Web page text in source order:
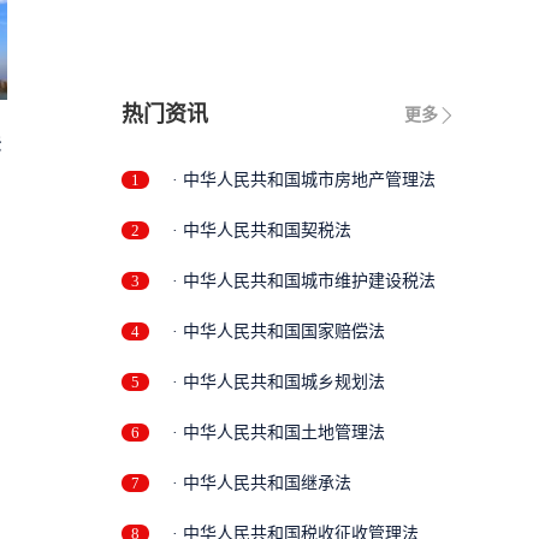
更多
热门资讯
1 · 中华人民共和国城市房地产管理法
2 · 中华人民共和国契税法
3 · 中华人民共和国城市维护建设税法
4 · 中华人民共和国国家赔偿法
5 · 中华人民共和国城乡规划法
6 · 中华人民共和国土地管理法
7 · 中华人民共和国继承法
8 · 中华人民共和国税收征收管理法